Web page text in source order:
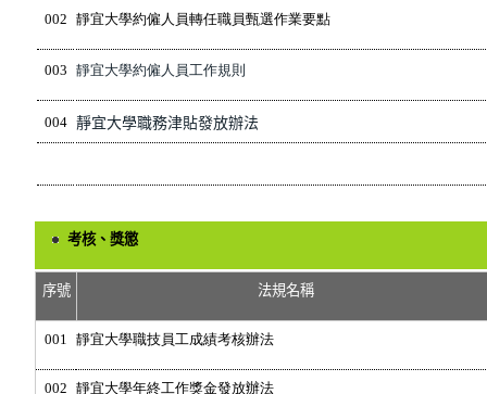
002 靜宜大學約僱人員轉任職員甄選作業要點
003 靜宜大學約僱人員工作規則
004 靜宜大學職務津貼發放辦法
考核、獎懲
序號 法規名稱
001 靜宜大學職技員工成績考核辦法
002 靜宜大學年終工作獎金發放辦法